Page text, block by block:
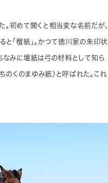
。初めて聞くと相当変な名前だが、
「檀紙」。かつて徳川家の朱印状
なみに壇紙は弓の材料として知ら
のくのまゆみ紙〉と呼ばれた。これ